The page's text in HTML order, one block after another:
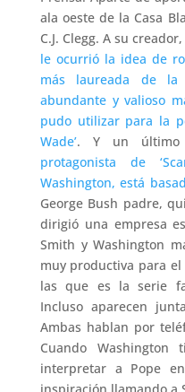
ala oeste de la Casa
C.J. Clegg. A su
le ocurrió la idea de
más laureada de
abundante y valioso
pudo utilizar para la
Wade’. Y un
protagonista de
Washington, está
George Bush padre,
dirigió una empresa
Smith y Washington
muy productiva para
las que es la serie
Incluso aparecen
Ambas hablan por
Cuando
interpretar a Pope